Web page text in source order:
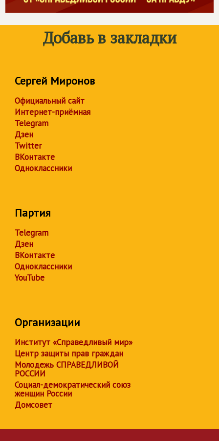
Добавь в закладки
Сергей Миронов
Официальный сайт
Интернет-приёмная
Telegram
Дзен
Twitter
ВКонтакте
Одноклассники
Партия
Telegram
Дзен
ВКонтакте
Одноклассники
YouTube
Организации
Институт «Справедливый мир»
Центр защиты прав граждан
Молодежь СПРАВЕДЛИВОЙ
РОССИИ
Социал-демократический союз
женщин России
Домсовет